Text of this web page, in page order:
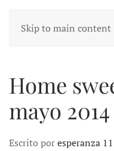
Skip to main content
Home
mayo 2014
Escrito poresperanza